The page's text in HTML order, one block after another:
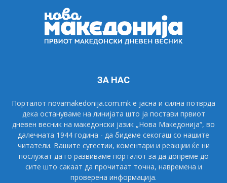
ЗА НАС
Порталот novamakedonija.com.mk е јасна и силна потврда
дека остануваме на линијата што ја постави првиот
дневен весник на македонски јазик „Нова Македонија“, во
далечната 1944 година - да бидеме секогаш со нашите
читатели. Вашите сугестии, коментари и реакции ќе ни
послужат да го развиваме порталот за да допреме до
сите што сакаат да прочитаат точна, навремена и
проверена информација.